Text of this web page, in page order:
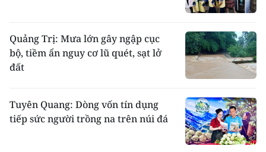
Quảng Trị: Mưa lớn gây ngập cục
bộ, tiềm ẩn nguy cơ lũ quét, sạt lở
đất
Tuyên Quang: Dòng vốn tín dụng
tiếp sức người trồng na trên núi đá